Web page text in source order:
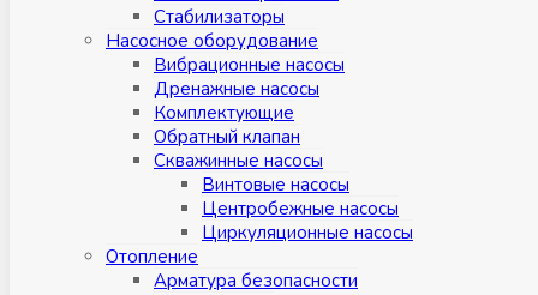
Стабилизаторы
Насосное оборудование
Вибрационные насосы
Дренажные насосы
Комплектующие
Обратный клапан
Скважинные насосы
Винтовые насосы
Центробежные насосы
Циркуляционные насосы
Отопление
Арматура безопасности